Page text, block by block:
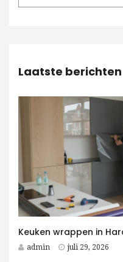
Laatste berichten
admin juli 29, 2026